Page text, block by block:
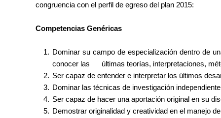
congruencia con el perfil de egreso del plan 2015:
Competencias Genéricas
Dominar su campo de especialización dentro de
conocer las últimas teorías, interpretaciones,
Ser capaz de entender e interpretar los últimos
Dominar las técnicas de investigación
Ser capaz de hacer una aportación original en su
Demostrar originalidad y creatividad en el manejo